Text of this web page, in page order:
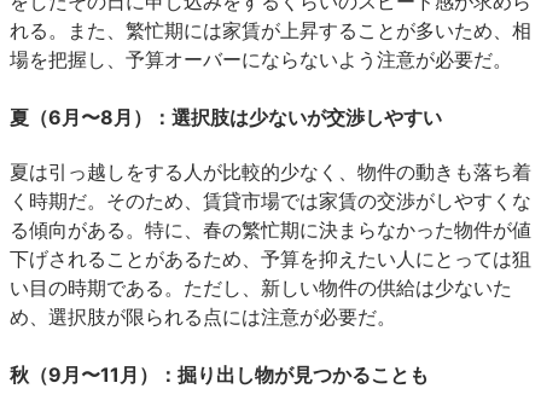
れる。また、繁忙期には家賃が上昇することが多いため、相
場を把握し、予算オーバーにならないよう注意が必要だ。
夏（6月〜8月）：選択肢は少ないが交渉しやすい
夏は引っ越しをする人が比較的少なく、物件の動きも落ち着
く時期だ。そのため、賃貸市場では家賃の交渉がしやすくな
る傾向がある。特に、春の繁忙期に決まらなかった物件が値
下げされることがあるため、予算を抑えたい人にとっては狙
い目の時期である。ただし、新しい物件の供給は少ないた
め、選択肢が限られる点には注意が必要だ。
秋（9月〜11月）：掘り出し物が見つかることも